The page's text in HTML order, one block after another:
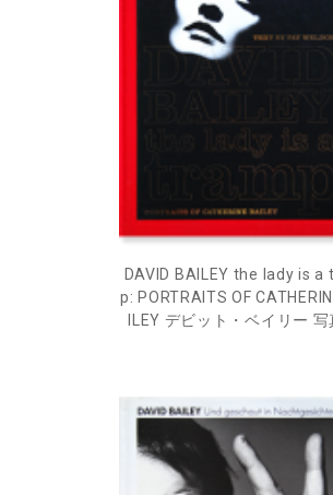
DAVID BAILEY the lady is a
p: PORTRAITS OF
ILEY デビット・ベイリー 写